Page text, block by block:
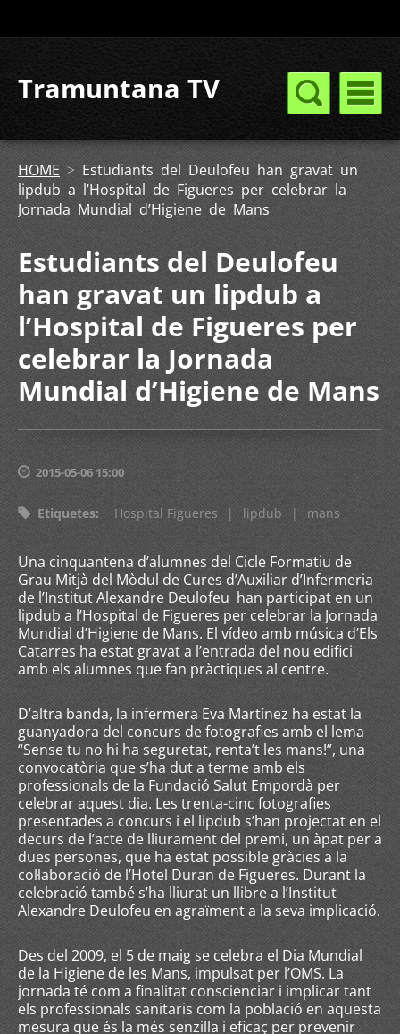
Tramuntana TV
HOME > Estudiants del Deulofeu han gravat un
lipdub a l’Hospital de Figueres per celebrar la
Jornada Mundial d’Higiene de Mans
Estudiants del Deulofeu
han gravat un lipdub a
l’Hospital de Figueres per
celebrar la Jornada
Mundial d’Higiene de Mans
2015-05-06 15:00
Etiquetes: Hospital Figueres | lipdub | mans
Una cinquantena d’alumnes del Cicle Formatiu de
Grau Mitjà del Mòdul de Cures d’Auxiliar d’Infermeria
de l’Institut Alexandre Deulofeu han participat en un
lipdub a l’Hospital de Figueres per celebrar la Jornada
Mundial d’Higiene de Mans. El vídeo amb música d’Els
Catarres ha estat gravat a l’entrada del nou edifici
amb els alumnes que fan pràctiques al centre.
D’altra banda, la infermera Eva Martínez ha estat la
guanyadora del concurs de fotografies amb el lema
“Sense tu no hi ha seguretat, renta’t les mans!”, una
convocatòria que s’ha dut a terme amb els
professionals de la Fundació Salut Empordà per
celebrar aquest dia. Les trenta-cinc fotografies
presentades a concurs i el lipdub s’han projectat en el
decurs de l’acte de lliurament del premi, un àpat per a
dues persones, que ha estat possible gràcies a la
col·laboració de l’Hotel Duran de Figueres. Durant la
celebració també s’ha lliurat un llibre a l’Institut
Alexandre Deulofeu en agraïment a la seva implicació.
Des del 2009, el 5 de maig se celebra el Dia Mundial
de la Higiene de les Mans, impulsat per l’OMS. La
jornada té com a finalitat conscienciar i implicar tant
els professionals sanitaris com la població en aquesta
mesura que és la més senzilla i eficaç per prevenir